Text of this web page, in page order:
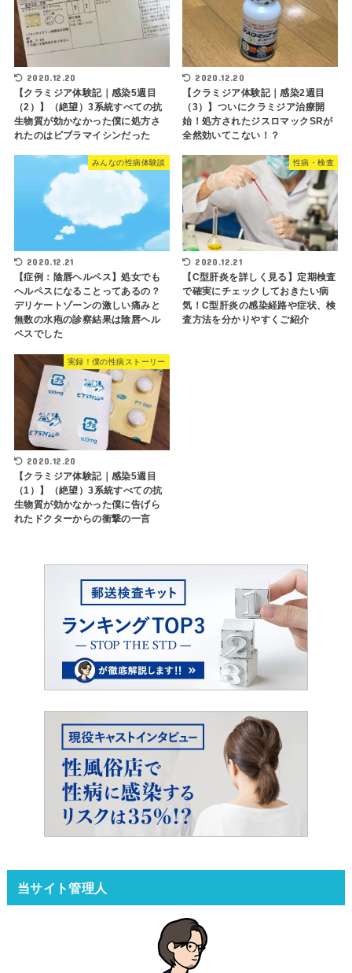
2020.12.20
【クラミジア体験記｜感染5週目
（2）】（絶望）3系統すべての抗
生物質が効かなかった僕に処方さ
れたのはビブラマイシンだった
2020.12.20
【クラミジア体験記｜感染2週目
（3）】ついにクラミジア治療開
始！処方されたジスロマックSRが
全然効いてこない！？
みんなの性病体験談
2020.12.21
【症例：陰唇ヘルペス】処女でも
ヘルペスになることってあるの？
デリケートゾーンの激しい痛みと
無数の水疱の診察結果は陰唇ヘル
ペスでした
性病・検査
2020.12.21
【C型肝炎を詳しく見る】定期検査
で確実にチェックしておきたい病
気！C型肝炎の感染経路や症状、検
査方法を分かりやすくご紹介
実録！僕の性病ストーリー
2020.12.20
【クラミジア体験記｜感染5週目
（1）】（絶望）3系統すべての抗
生物質が効かなかった僕に告げら
れたドクターからの衝撃の一言
当サイト管理人